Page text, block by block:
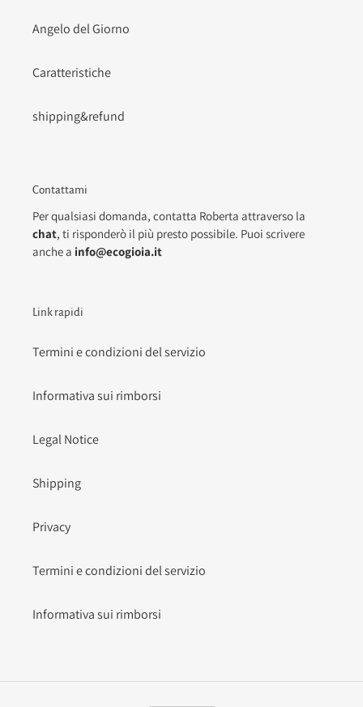
Angelo del Giorno
Caratteristiche
shipping&refund
Contattami
Per qualsiasi domanda, contatta Roberta attraverso la
chat, ti risponderò il più presto possibile. Puoi scrivere
anche a info@ecogioia.it
Link rapidi
Termini e condizioni del servizio
Informativa sui rimborsi
Legal Notice
Shipping
Privacy
Termini e condizioni del servizio
Informativa sui rimborsi